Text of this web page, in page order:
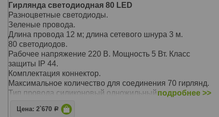
Гирлянда светодиодная 80 LED
Разноцветные светодиоды.
Зеленые провода.
Длина провода 12 м; длина сетевого шнура 3 м.
80 светодиодов.
Рабочее напряжение 220 В. Мощность 5 Вт. Класс
защиты IP 44.
Комплектация коннектор.
Максимальное количество для соединения 70 гирлянд.
Тип провода силиконовый одножильный.
Режим работы постоянный.
Для наружнего использования (влагозащита, силикон)
подробнее >>
Цена: 2`670 Р